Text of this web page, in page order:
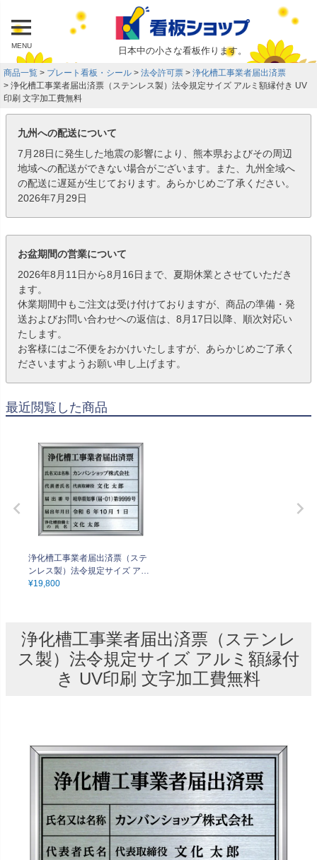
MENU 日本中の小さな看板作ります。
商品一覧 プレート看板・シール 法令許可票
浄化槽工事業者届出済票
浄化槽工事業者届出済票（ステンレス製）法令規定サイズ アルミ額縁付き UV
印刷 文字加工費無料
九州への配送について
7月28日に発生した地震の影響により、熊本県およびその周辺
地域への配送ができない場合がございます。また、九州全域へ
の配送に遅延が生じております。あらかじめご了承ください。
2026年7月29日
お盆期間の営業について
2026年8月11日から8月16日まで、夏期休業とさせていただき
ます。
休業期間中もご注文は受け付けておりますが、商品の準備・発
送およびお問い合わせへの返信は、8月17日以降、順次対応い
たします。
お客様にはご不便をおかけいたしますが、あらかじめご了承く
ださいますようお願い申し上げます。
最近閲覧した商品
浄化槽工事業者届出済票（ステ
ンレス製）法令規定サイズ アル
ミ額縁付き UV印刷 文字加工費
¥19,800
浄化槽工事業者届出済票（ステンレ
ス製）法令規定サイズ アルミ額縁付
き UV印刷 文字加工費無料